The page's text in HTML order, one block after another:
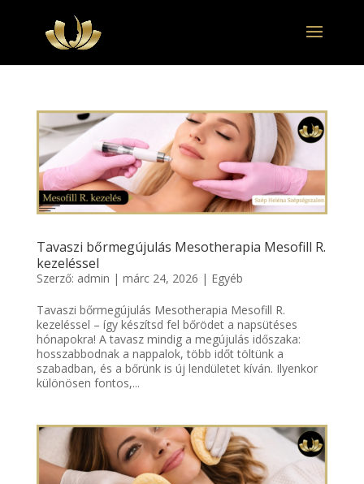
Tavaszi bőrmegújulás Mesotherapia Mesofill R.
kezeléssel
Szerző: admin | márc 24, 2026 | Egyéb
Tavaszi bőrmegújulás Mesotherapia Mesofill R.
kezeléssel – így készítsd fel bőrödet a napsütéses
hónapokra! A tavasz mindig a megújulás időszaka:
hosszabbodnak a nappalok, több időt töltünk a
szabadban, és a bőrünk is új lendületet kíván. Ilyenkor
különösen fontos,...